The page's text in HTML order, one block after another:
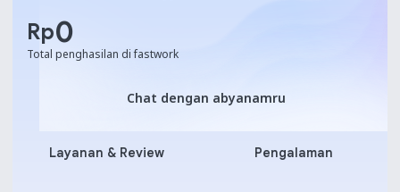
Rp0
Total penghasilan di fastwork
Chat dengan abyanamru
Chat dengan abyanamru
Layanan & Review Pengalaman